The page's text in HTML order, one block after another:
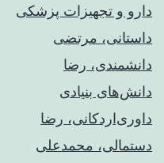
دارو و تجهیزات پزشکی
داستانی، مرتضی
دانشمندی، رضا
دانش‌های بنیادی
داوری‌اردکانی، رضا
دستمالی، محمدعلی